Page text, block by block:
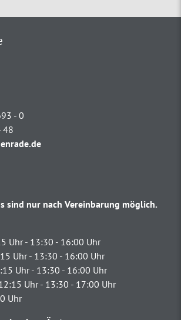
- 0
48
sind nur nach Vereinbarung möglich.
Uhr - 13:30 - 16:00 Uhr
Uhr - 13:30 - 16:00 Uhr
Uhr - 13:30 - 16:00 Uhr
Uhr - 13:30 - 17:00 Uhr
Uhr